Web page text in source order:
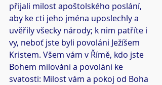
přijali milost apoštolského poslání,
aby ke cti jeho jména uposlechly a
uvěřily všecky národy; k nim patříte i
vy, neboť jste byli povoláni Ježíšem
Kristem. Všem vám v Římě, kdo jste
Bohem milováni a povoláni ke
svatosti: Milost vám a pokoj od Boha